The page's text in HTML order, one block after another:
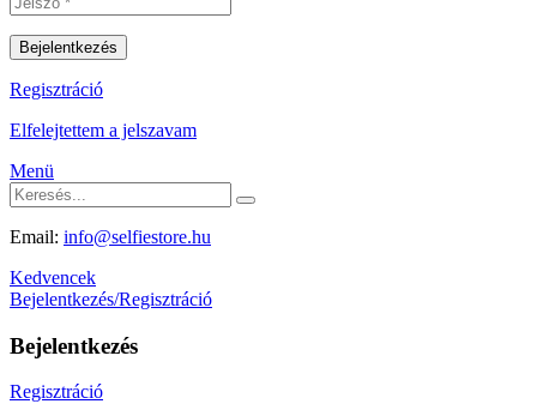
Regisztráció
Elfelejtettem a jelszavam
Menü
Email: info@selfiestore.hu
Kedvencek
Bejelentkezés/Regisztráció
Bejelentkezés
Regisztráció